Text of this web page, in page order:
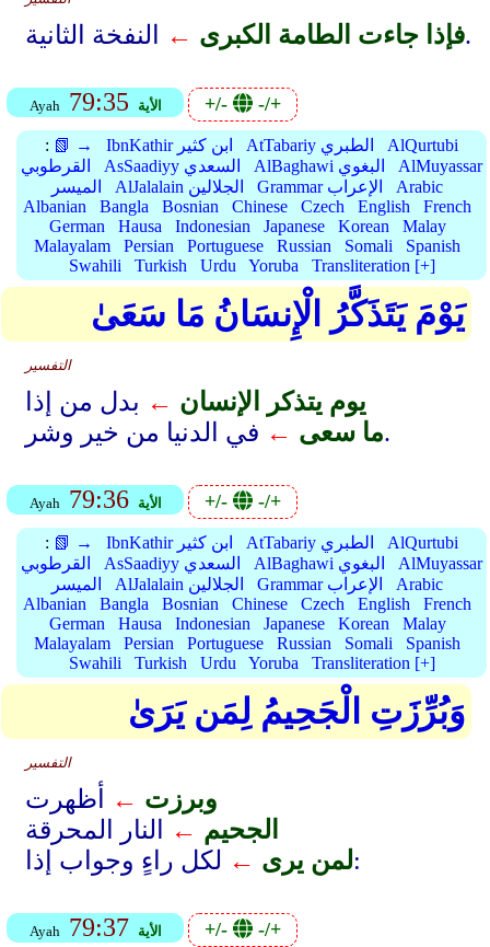
فإذا جاءت الطامة الكبرى ← النفخة الثانية.
Ayah 79:35 الأية +/- -/+
: 📗 → IbnKathir ابن كثير AtTabariy الطبري
AlQurtubi
القرطوبي
AsSaadiyy السعدي AlBaghawi البغوي
AlMuyassar
الميسر
AlJalalain الجلالين Grammar الإعراب
Arabic
Albanian
Bangla Bosnian Chinese Czech English
French
German
Hausa Indonesian Japanese Korean
Malay
Malayalam
Persian Portuguese Russian Somali
Spanish
Swahili
Turkish Urdu Yoruba Transliteration [+]
يَوْمَ يَتَذَكَّرُ الْإِنسَانُ مَا سَعَىٰ
التفسير
يوم يتذكر الإنسان ← بدل من إذا
ما سعى ← في الدنيا من خير وشر.
Ayah 79:36 الأية +/- -/+
: 📗 → IbnKathir ابن كثير AtTabariy الطبري
AlQurtubi
القرطوبي
AsSaadiyy السعدي AlBaghawi البغوي
AlMuyassar
الميسر
AlJalalain الجلالين Grammar الإعراب
Arabic
Albanian
Bangla Bosnian Chinese Czech English
French
German
Hausa Indonesian Japanese Korean
Malay
Malayalam
Persian Portuguese Russian Somali
Spanish
Swahili
Turkish Urdu Yoruba Transliteration [+]
وَبُرِّزَتِ الْجَحِيمُ لِمَن يَرَىٰ
التفسير
وبرزت ←
أظهرت
الجحيم ←
النار المحرقة
لمن يرى ← لكل راءٍ وجواب إذا:
Ayah 79:37 الأية +/- -/+